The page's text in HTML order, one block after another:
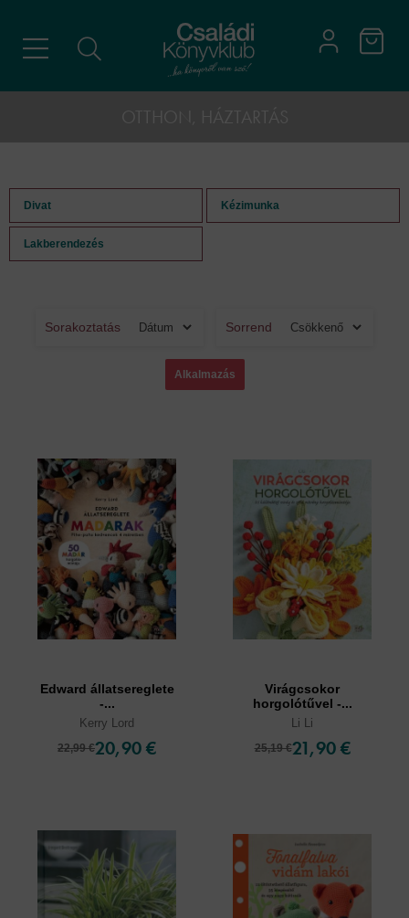
Divat Kézimunka
Lakberendezés
Sorakoztatás Sorrend
Edward állatsereglete
-...
Kerry Lord
22,99 €20,90 €
Virágcsokor
horgolótűvel -...
Li Li
25,19 €21,90 €